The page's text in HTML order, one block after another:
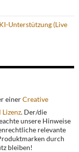
Unterstützung (Live
einerCreative
. Der/die
unsere Hinweise
relevante
durch
bleiben!